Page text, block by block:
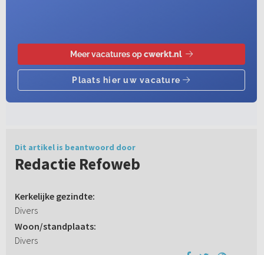
Dit artikel is beantwoord door
Redactie Refoweb
Kerkelijke gezindte:
Divers
Woon/standplaats:
Divers